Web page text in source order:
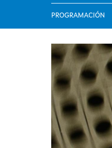
PROGRAMACIÓN